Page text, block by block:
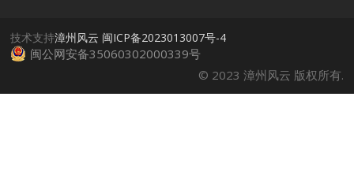
技术支持漳州风云 闽ICP备2023013007号-4
闽公网安备35060302000339号
© 2023 漳州风云 版权所有.